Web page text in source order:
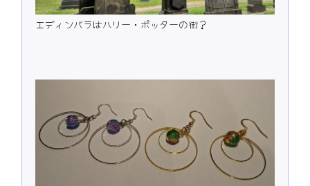
エディンバラはハリー・ポッターの街？